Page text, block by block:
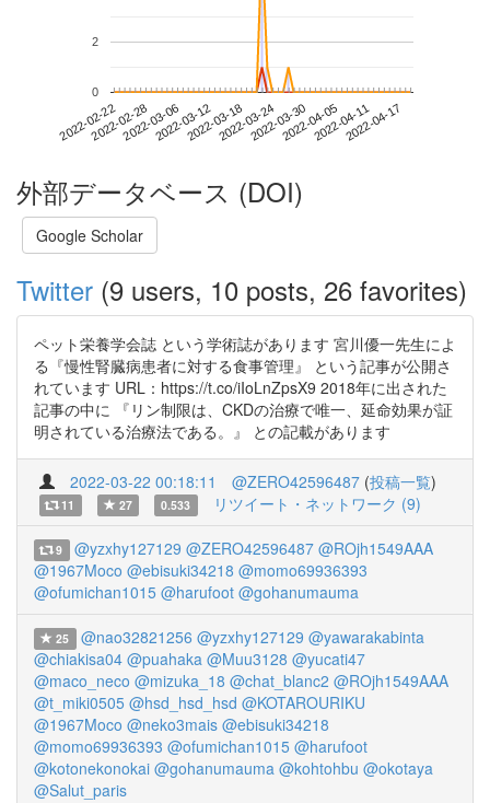
2022-02-222022-02-282022-03-062022-03-122022-03-182022-03-242022-03-302022-04-052022-04-112022-04-17
0
2
外部データベース (DOI)
Google Scholar
Twitter (9 users, 10 posts, 26 favorites)
ペット栄養学会誌 という学術誌があります 宮川優一先生によ
る『慢性腎臓病患者に対する食事管理』 という記事が公開さ
れています URL：https://t.co/iIoLnZpsX9 2018年に出された
記事の中に 『リン制限は、CKDの治療で唯一、延命効果が証
明されている治療法である。』 との記載があります
2022-03-22 00:18:11 @ZERO42596487 (投稿一覧)
11 27 0.533 リツイート・ネットワーク (9)
9 @yzxhy127129 @ZERO42596487 @ROjh1549AAA
@1967Moco @ebisuki34218 @momo69936393
@ofumichan1015 @harufoot @gohanumauma
25 @nao32821256 @yzxhy127129 @yawarakabinta
@chiakisa04 @puahaka @Muu3128 @yucati47
@maco_neco @mizuka_18 @chat_blanc2 @ROjh1549AAA
@t_miki0505 @hsd_hsd_hsd @KOTAROURIKU
@1967Moco @neko3mais @ebisuki34218
@momo69936393 @ofumichan1015 @harufoot
@kotonekonokai @gohanumauma @kohtohbu @okotaya
@Salut_paris